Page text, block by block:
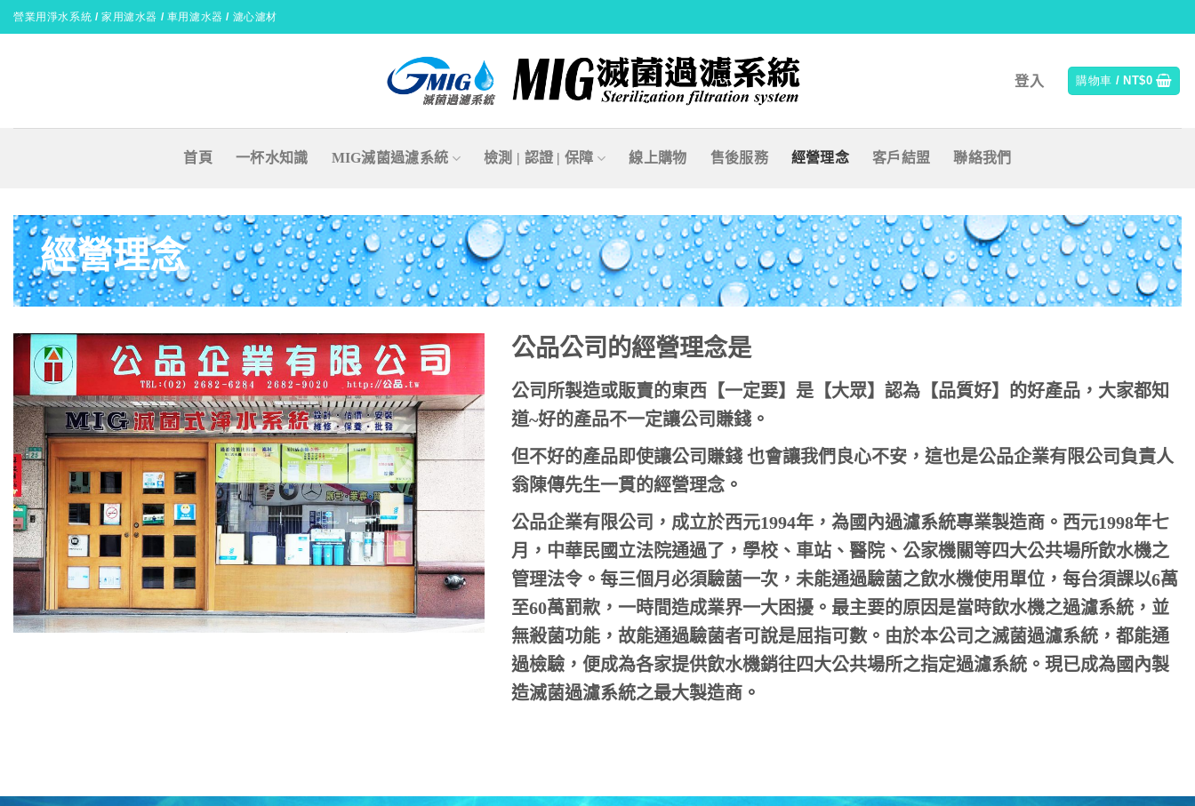
Skip
to
營業用淨水系統 / 家用濾水器 / 車用濾水器 / 濾心濾材
登入 購物車 / NT$0
首頁 一杯水知識 MIG滅菌過濾系統 檢測 | 認證 | 保障 線上購物 售後服務 經營理念 客戶結盟 聯絡我們
經營理念
公品公司的經營理念是
公司所製造或販賣的東西【一定要】是【大眾】認為【品質好】的好產品，大家都知
道~好的產品不一定讓公司賺錢。
但不好的產品即使讓公司賺錢 也會讓我們良心不安，這也是公品企業有限公司負責人
翁陳傳先生一貫的經營理念。
公品企業有限公司，成立於西元1994年，為國內過濾系統專業製造商。西元1998年七
月，中華民國立法院通過了，學校、車站、醫院、公家機關等四大公共場所飲水機之
管理法令。每三個月必須驗菌一次，未能通過驗菌之飲水機使用單位，每台須課以6萬
至60萬罰款，一時間造成業界一大困擾。最主要的原因是當時飲水機之過濾系統，並
無殺菌功能，故能通過驗菌者可說是屈指可數。由於本公司之滅菌過濾系統，都能通
過檢驗，便成為各家提供飲水機銷往四大公共場所之指定過濾系統。現已成為國內製
造滅菌過濾系統之最大製造商。